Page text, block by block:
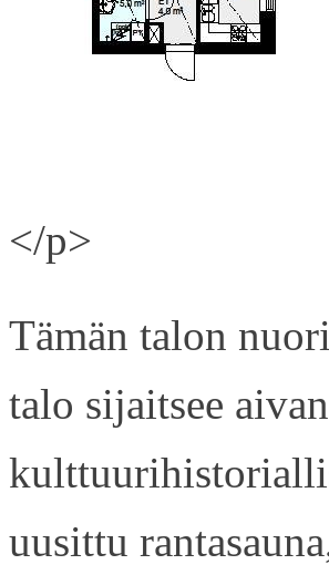
</p>
Tämän talon
talo sijaitsee
uusittu